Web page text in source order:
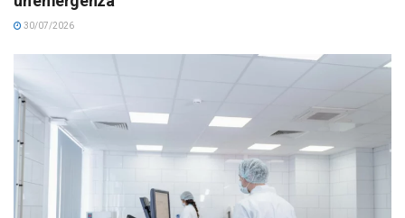
30/07/2026